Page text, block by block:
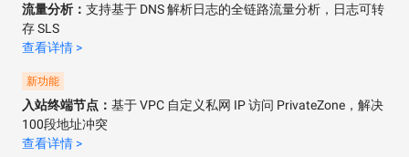
流量分析： 支持基于 DNS 解析日志的全链路流量分析，日志可转
存 SLS
查看详情 >
新功能
入站终端节点： 基于 VPC 自定义私网 IP 访问 PrivateZone，解决
100段地址冲突
查看详情 >